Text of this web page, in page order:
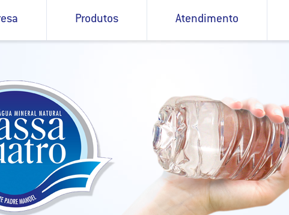
Produtos Atendimento